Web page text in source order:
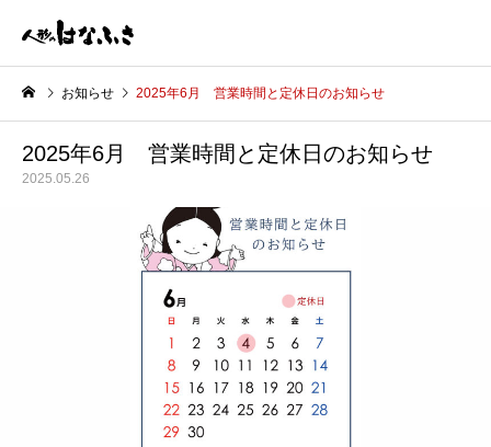
お知らせ 2025年6月 営業時間と定休日のお知らせ
2025年6月 営業時間と定休日のお知らせ
2025.05.26